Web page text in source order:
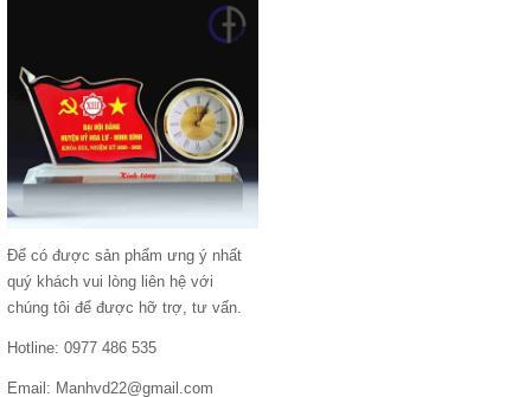
Để có được sản phẩm ưng ý nhất
quý khách vui lòng liên hệ với
chúng tôi để được hỡ trợ, tư vấn.
Hotline: 0977 486 535
Email: Manhvd22@gmail.com